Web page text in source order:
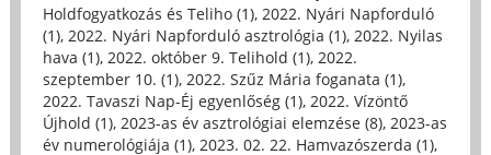
Holdfogyatkozás és Teliho (1), 2022. Nyári Napforduló
(1), 2022. Nyári Napforduló asztrológia (1), 2022. Nyilas
hava (1), 2022. október 9. Telihold (1), 2022.
szeptember 10. (1), 2022. Szűz Mária foganata (1),
2022. Tavaszi Nap-Éj egyenlőség (1), 2022. Vízöntő
Újhold (1), 2023-as év asztrológiai elemzése (8), 2023-as
év numerológiája (1), 2023. 02. 22. Hamvazószerda (1),